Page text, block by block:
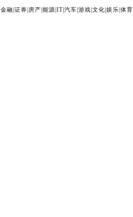
金融 证券 房产 能源 IT| 汽车 游戏 文化 娱乐 体育